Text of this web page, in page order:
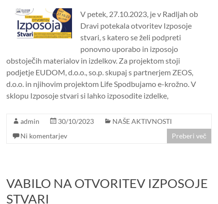
V petek, 27.10.2023, je v Radljah ob
Dravi potekala otvoritev Izposoje
stvari, s katero se želi podpreti
ponovno uporabo in izposojo
obstoječih materialov in izdelkov. Za projektom stoji
podjetje EUDOM, d.o.o., so.p. skupaj s partnerjem ZEOS,
d.o.o. in njihovim projektom Life Spodbujamo e-krožno. V
sklopu Izposoje stvari si lahko izposodite izdelke,
admin 30/10/2023
NAŠE AKTIVNOSTI
Ni komentarjev
Preberi več
VABILO NA OTVORITEV IZPOSOJE
STVARI